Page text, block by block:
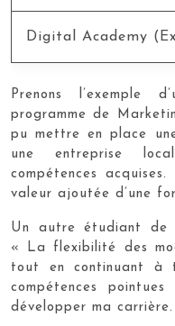
Digital Academy
Prenons l’exemple
programme de
pu mettre en place
une entreprise
compétences
valeur ajoutée d’une
Un autre étudiant de
« La flexibilité des
tout en continuant à
compétences
développer ma